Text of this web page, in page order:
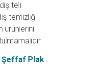
teli
temizliği
ürünlerini
Şeffaf Plak